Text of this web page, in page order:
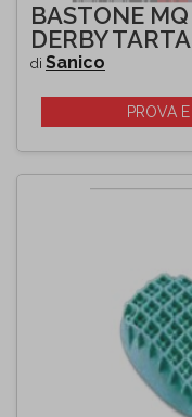
BASTONE
DERBY
di Sanico
PROVA